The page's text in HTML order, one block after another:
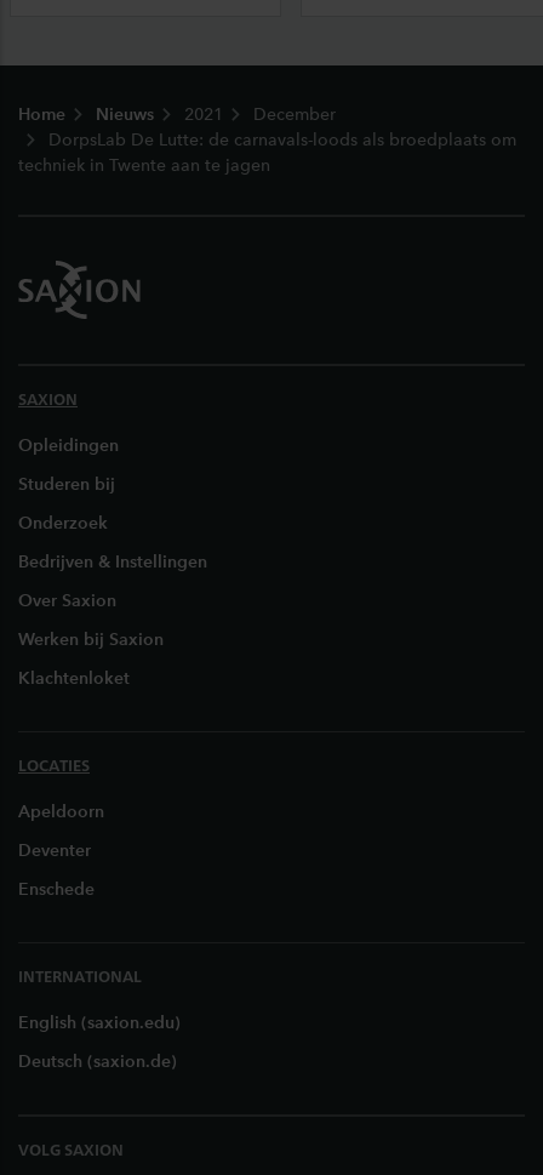
Home Nieuws 2021
December
DorpsLab De Lutte: de carnavals-loods als broedplaats om
techniek in Twente aan te jagen
SAXION
Opleidingen
Studeren bij
Onderzoek
Bedrijven & Instellingen
Over Saxion
Werken bij Saxion
Klachtenloket
LOCATIES
Apeldoorn
Deventer
Enschede
INTERNATIONAL
English (saxion.edu)
Deutsch (saxion.de)
VOLG SAXION